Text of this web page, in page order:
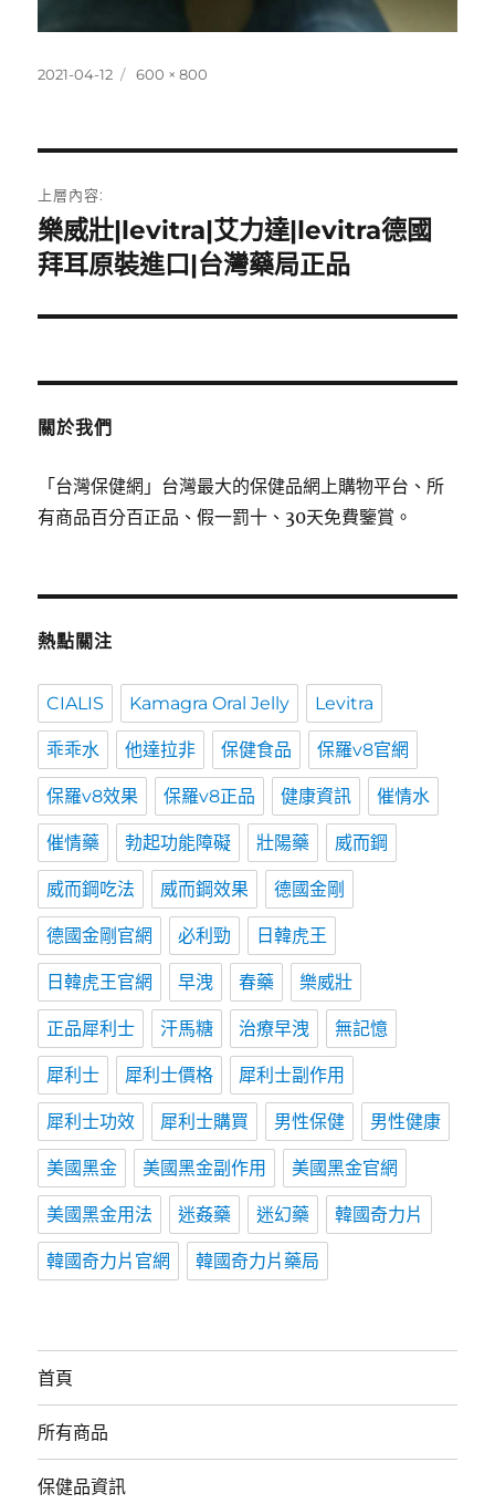
發
2021-04-12
完
600 × 800
章
導
覽
上層內容:
樂威壯|levitra|艾力達|levitra德國
拜耳原裝進口|台灣藥局正品
關於我們
「台灣保健網」台灣最大的保健品網上購物平台、所
有商品百分百正品、假一罰十、30天免費鑒賞。
熱點關注
CIALIS Kamagra Oral Jelly Levitra
乖乖水 他達拉非 保健食品 保羅v8官網
保羅v8效果 保羅v8正品 健康資訊 催情水
催情藥 勃起功能障礙 壯陽藥 威而鋼
威而鋼吃法 威而鋼效果 德國金剛
德國金剛官網 必利勁 日韓虎王
日韓虎王官網 早洩 春藥 樂威壯
正品犀利士 汗馬糖 治療早洩 無記憶
犀利士 犀利士價格 犀利士副作用
犀利士功效 犀利士購買 男性保健 男性健康
美國黑金 美國黑金副作用 美國黑金官網
美國黑金用法 迷姦藥 迷幻藥 韓國奇力片
韓國奇力片官網 韓國奇力片藥局
首頁
所有商品
保健品資訊